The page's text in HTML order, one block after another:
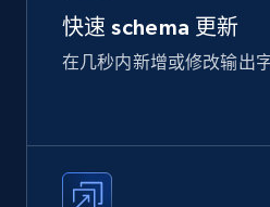
快速 schema 更新
在几秒内新增或修改输出